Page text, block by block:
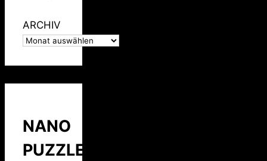
ARCHIV
NANO
PUZZLE